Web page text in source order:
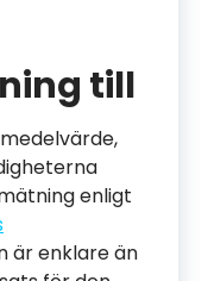
till
enligt
är enklare än